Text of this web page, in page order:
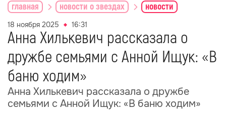
главная новости о звездах новости
18 ноября 2025 16:31
Анна Хилькевич рассказала о
дружбе семьями с Анной Ищук: «В
баню ходим»
Анна Хилькевич рассказала о дружбе
семьями с Анной Ищук: «В баню ходим»